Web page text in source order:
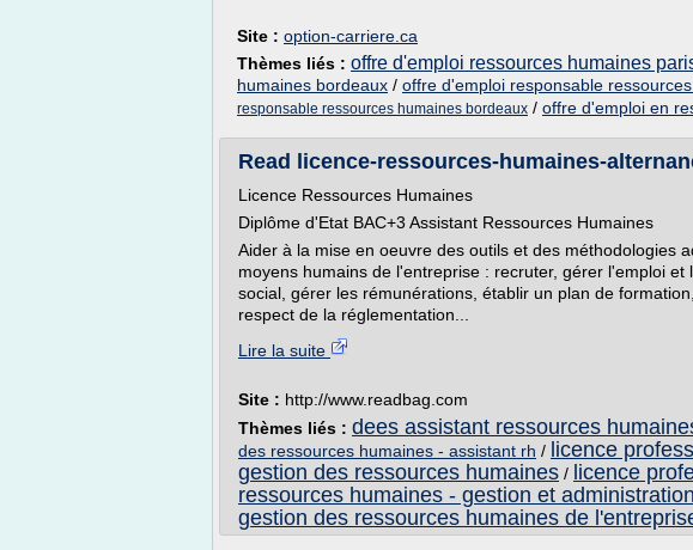
Site : option-carriere.ca
Thèmes liés : offre d'emploi ressources humaines
humaines bordeaux / offre d'emploi responsable
responsable ressources humaines bordeaux / offre d'emploi en
Read licence-ressources-humaines-
Licence Ressources Humaines
Diplôme d'Etat BAC+3 Assistant Ressources Humaines
Aider à la mise en oeuvre des outils et des méthodologies
moyens humains de l'entreprise : recruter, gérer l'emploi et
social, gérer les rémunérations, établir un plan de
respect de la réglementation...
Lire la suite
Site : http://www.readbag.com
Thèmes liés : dees assistant ressources
des ressources humaines - assistant rh / licence
gestion des ressources humaines / licence
ressources humaines - gestion et
gestion des ressources humaines de